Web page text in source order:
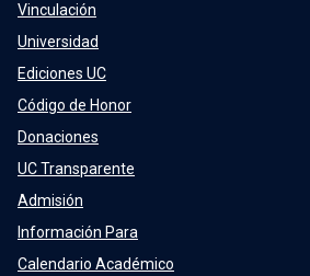
Vinculación
Universidad
Ediciones UC
Código de Honor
Donaciones
UC Transparente
Admisión
Información Para
Calendario Académico